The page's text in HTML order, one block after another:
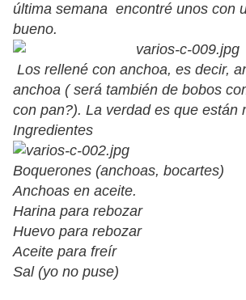
última semana encontré unos con
bueno.
Los rellené con anchoa, es decir,
anchoa ( será también de bobos
con pan?). La verdad es que están
Ingredientes
Boquerones (anchoas, bocartes)
Anchoas en aceite.
Harina para rebozar
Huevo para rebozar
Aceite para freír
Sal (yo no puse)